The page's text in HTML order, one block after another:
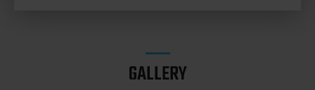
GALLERY